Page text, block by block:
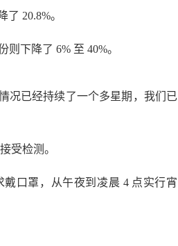
20.8%。
下降了 6% 至 40%。
况已经持续了一个多星期，我们已
受检测。
口罩，从午夜到凌晨 4 点实行宵